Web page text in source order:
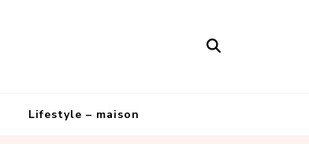
Lifestyle – maison